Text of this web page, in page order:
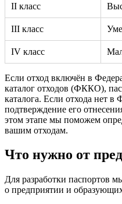
II класс
III класс
IV класс
Если отход включён в
каталог отходов (ФККО),
каталога. Если отхода нет
подтверждение его
этом этапе мы поможем
вашим отходам.
Что нужно от
Для разработки паспортов
о предприятии и